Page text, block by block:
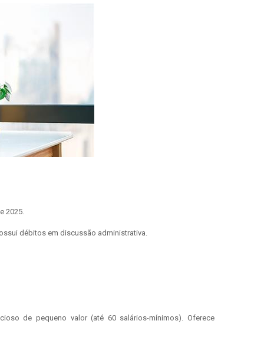
2025.
débitos em discussão administrativa.
de pequeno valor (até 60 salários-mínimos). Oferece